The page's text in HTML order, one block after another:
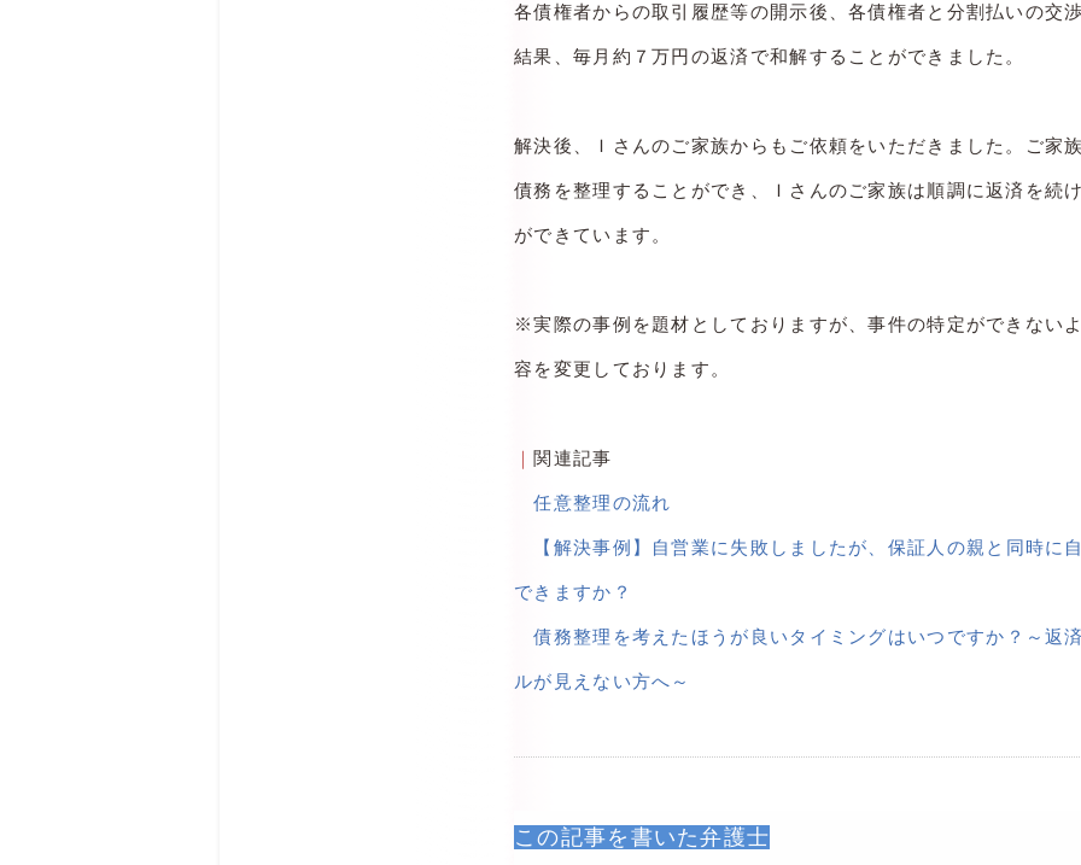
各債権者からの取引履歴等の開示後、各債権者と分割払いの交
結果、毎月約７万円の返済で和解することができました。
解決後、Ｉさんのご家族からもご依頼をいただきました。ご家
債務を整理することができ、Ｉさんのご家族は順調に返済を続
ができています。
※実際の事例を題材としておりますが、事件の特定ができない
容を変更しております。
｜ 関連記事
任意整理の流れ
【解決事例】自営業に失敗しましたが、保証人の親と同時に
できますか？
債務整理を考えたほうが良いタイミングはいつですか？～返
ルが見えない方へ～
この記事を書いた弁護士